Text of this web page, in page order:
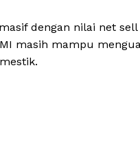
dengan nilai net sell
masih mampu